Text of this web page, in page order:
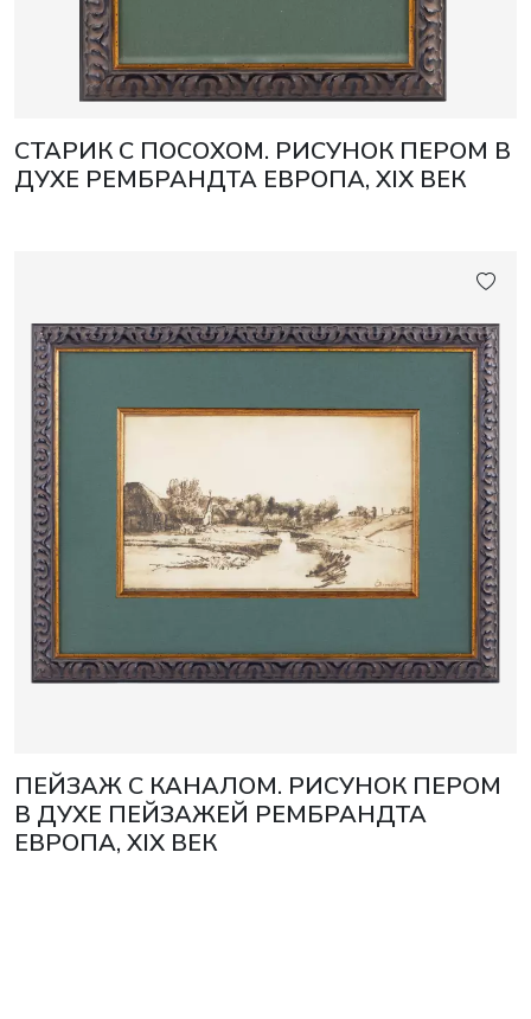
СТАРИК С ПОСОХОМ. РИСУНОК ПЕРОМ В
ДУХЕ РЕМБРАНДТА ЕВРОПА, XIX ВЕК
ПЕЙЗАЖ С КАНАЛОМ. РИСУНОК ПЕРОМ
В ДУХЕ ПЕЙЗАЖЕЙ РЕМБРАНДТА
ЕВРОПА, XIX ВЕК